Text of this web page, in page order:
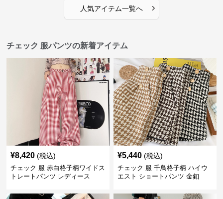
人気アイテム一覧へ ›
チェック 服パンツの新着アイテム
¥8,420 (税込)
チェック 服 赤白格子柄ワイドス
トレートパンツ レディース
¥5,440 (税込)
チェック 服 千鳥格子柄 ハイウ
エスト ショートパンツ 金釦